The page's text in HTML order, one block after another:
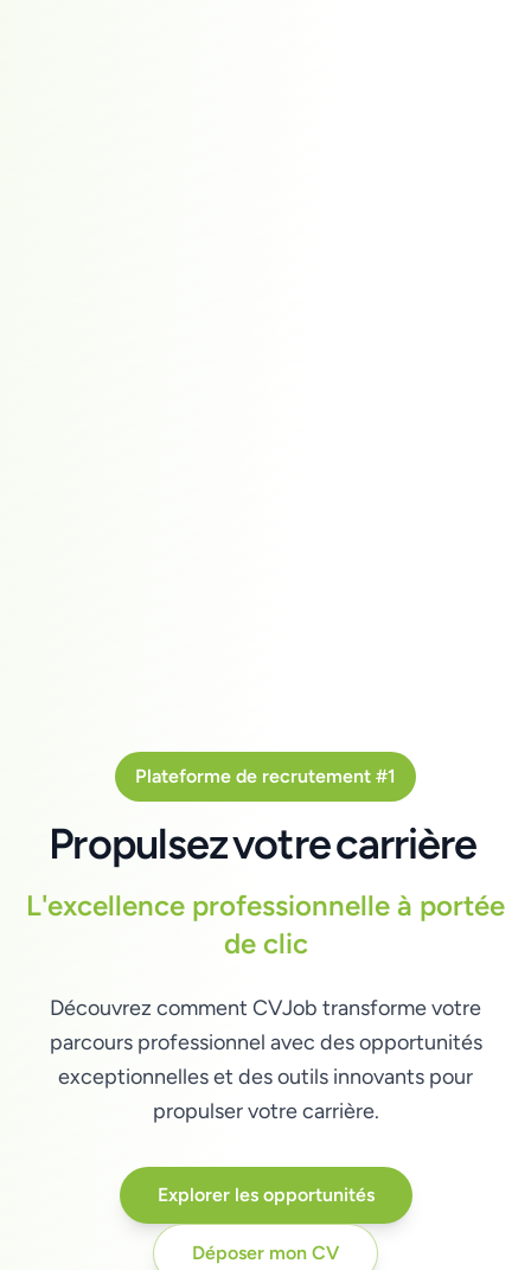
Plateforme de recrutement #1
Propulsezvotrecarrière
L'excellence professionnelle à portée
de clic
Découvrez comment CVJob transforme votre
parcours professionnel avec des opportunités
exceptionnelles et des outils innovants pour
propulser votre carrière.
Explorer les opportunités
Déposer mon CV